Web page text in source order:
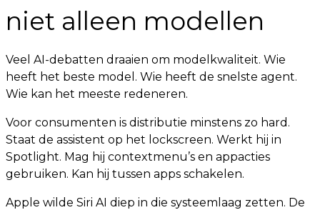
niet alleen modellen
Veel AI-debatten draaien om modelkwaliteit. Wie
heeft het beste model. Wie heeft de snelste agent.
Wie kan het meeste redeneren.
Voor consumenten is distributie minstens zo hard.
Staat de assistent op het lockscreen. Werkt hij in
Spotlight. Mag hij contextmenu’s en appacties
gebruiken. Kan hij tussen apps schakelen.
Apple wilde Siri AI diep in die systeemlaag zetten. De